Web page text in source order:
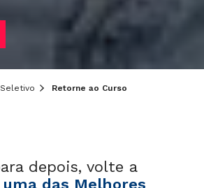
Retorne ao Curso
depois, volte a
uma das Melhores